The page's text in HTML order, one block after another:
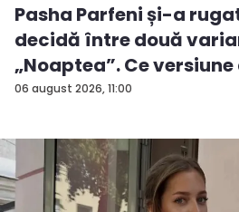
06 august 2026, 11:00
Pasha Parfeni și-a
decidă între două
„Noaptea”. Ce